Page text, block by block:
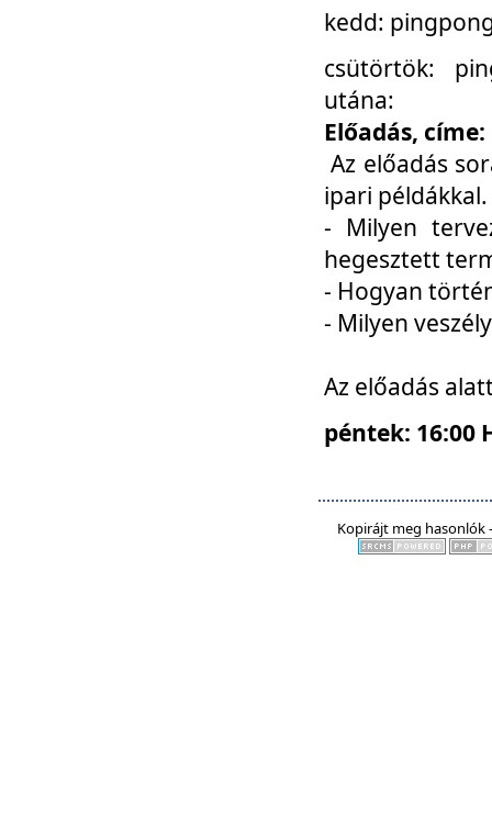
kedd:
csütörtök:
utána:
Előadás,
Az előadás
ipari
- Milyen
hegesztett
- Hogyan
- Milyen
Az előadás
péntek: 16:00
Kopirájt meg hasonlók